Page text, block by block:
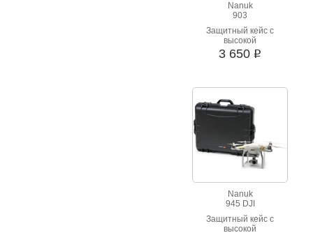
Nanuk
903
Защитный кейс с
высокой
ударопрочностью.
Водонепроницаемый,
цвета.
3 650 i
Nanuk
945 DJI
Защитный кейс с
высокой